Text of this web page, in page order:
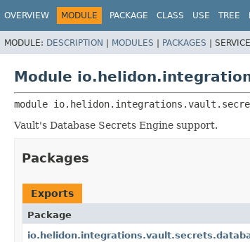
OVERVIEW MODULE PACKAGE CLASS USE TREE
MODULE: DESCRIPTION | MODULES | PACKAGES |
Module
module
Vault's Database Secrets Engine support.
Packages
Exports
Package